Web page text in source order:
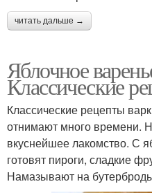
читать дальше →
Яблочное
Классические
Классические рецепты
отнимают много времени.
вкуснейшее лакомство. С
готовят пироги, сладкие
Намазывают на